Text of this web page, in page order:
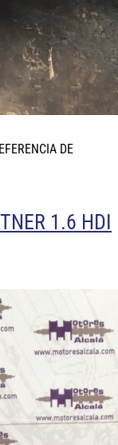
DE
1.6 HDI